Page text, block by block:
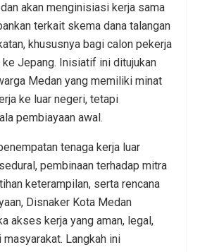
akan menginisiasi kerja sama
terkait skema dana talangan
khususnya bagi calon pekerja
ke Jepang. Inisiatif ini ditujukan
Medan yang memiliki minat
ke luar negeri, tetapi
pembiayaan awal.
tenaga kerja luar
pembinaan terhadap mitra
keterampilan, serta rencana
Disnaker Kota Medan
akses kerja yang aman, legal,
Langkah ini